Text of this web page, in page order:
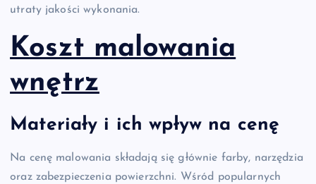
utraty jakości wykonania.
Koszt malowania
wnętrz
Materiały i ich wpływ na cenę
Na cenę malowania składają się głównie farby, narzędzia
oraz zabezpieczenia powierzchni. Wśród popularnych